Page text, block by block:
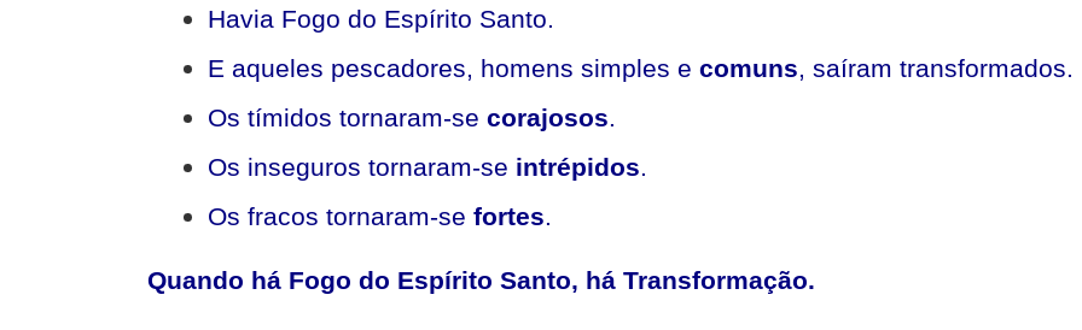
Havia Fogo do Espírito Santo.
E aqueles pescadores, homens simples e comuns, saíram transformados.
Os tímidos tornaram-se corajosos.
Os inseguros tornaram-se intrépidos.
Os fracos tornaram-se fortes.
Quando há Fogo do Espírito Santo, há Transformação.